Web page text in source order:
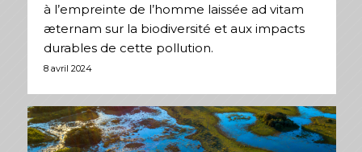
à l’empreinte de l’homme laissée ad vitam
æternam sur la biodiversité et aux impacts
durables de cette pollution.
8 avril 2024